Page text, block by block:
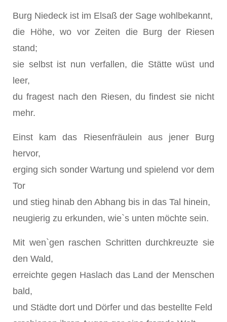
Burg Niedeck ist im Elsaß der Sage wohlbekannt,
die Höhe, wo vor Zeiten die Burg der Riesen
stand;
sie selbst ist nun verfallen, die Stätte wüst und
leer,
du fragest nach den Riesen, du findest sie nicht
mehr.
Einst kam das Riesenfräulein aus jener Burg
hervor,
erging sich sonder Wartung und spielend vor dem
Tor
und stieg hinab den Abhang bis in das Tal hinein,
neugierig zu erkunden, wie`s unten möchte sein.
Mit wen`gen raschen Schritten durchkreuzte sie
den Wald,
erreichte gegen Haslach das Land der Menschen
bald,
und Städte dort und Dörfer und das bestellte Feld